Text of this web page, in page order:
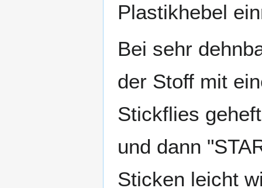
Plastikhebel
Bei sehr
der Stoff mit
Stickflies
und dann
Sticken leicht